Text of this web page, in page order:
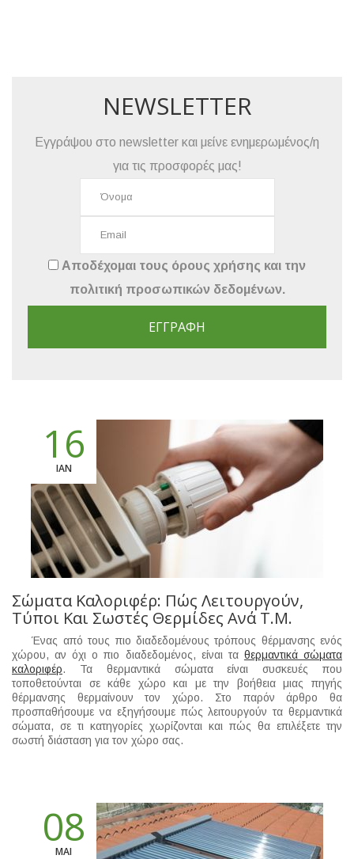
NEWSLETTER
Εγγράψου στο newsletter και μείνε ενημερωμένος/η
για τις προσφορές μας!
Αποδέχομαι τους όρους χρήσης και την
πολιτική προσωπικών δεδομένων.
ΕΓΓΡΑΦΉ
16
ΙΑΝ
Σώματα Καλοριφέρ: Πώς Λειτουργούν,
Τύποι Και Σωστές Θερμίδες Ανά Τ.μ.
Ένας από τους πιο διαδεδομένους τρόπους θέρμανσης ενός
χώρου, αν όχι ο πιο διαδεδομένος, είναι τα θερμαντικά σώματα
καλοριφέρ. Τα θερμαντικά σώματα είναι συσκευές που
τοποθετούνται σε κάθε χώρο και με την βοήθεια μιας πηγής
θέρμανσης θερμαίνουν τον χώρο. Στο παρόν άρθρο θα
προσπαθήσουμε να εξηγήσουμε πώς λειτουργούν τα θερμαντικά
σώματα, σε τι κατηγορίες χωρίζονται και πώς θα επιλέξετε την
σωστή διάσταση για τον χώρο σας.
08
ΜΑΙ